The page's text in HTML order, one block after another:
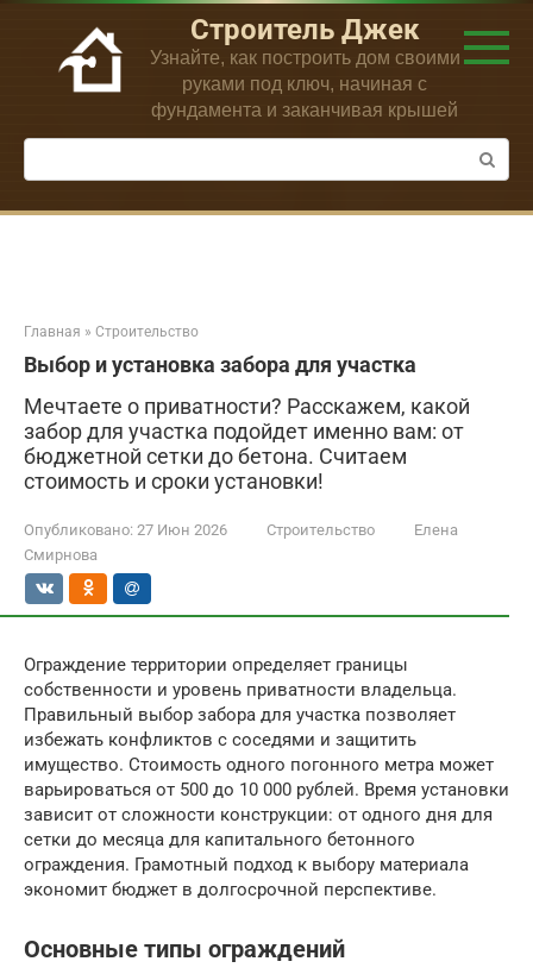
Перейти
контенту
Строитель Джек
Узнайте, как построить дом своими
руками под ключ, начиная с
фундамента и заканчивая крышей
Поиск:
Главная » Строительство
Выбор и установка забора для участка
Мечтаете о приватности? Расскажем, какой
забор для участка подойдет именно вам: от
бюджетной сетки до бетона. Считаем
стоимость и сроки установки!
Опубликовано: 27 Июн 2026 Строительство
Елена
Смирнова
Ограждение территории определяет границы
собственности и уровень приватности владельца.
Правильный выбор забора для участка позволяет
избежать конфликтов с соседями и защитить
имущество. Стоимость одного погонного метра может
варьироваться от 500 до 10 000 рублей. Время установки
зависит от сложности конструкции: от одного дня для
сетки до месяца для капитального бетонного
ограждения. Грамотный подход к выбору материала
экономит бюджет в долгосрочной перспективе.
Основные типы ограждений